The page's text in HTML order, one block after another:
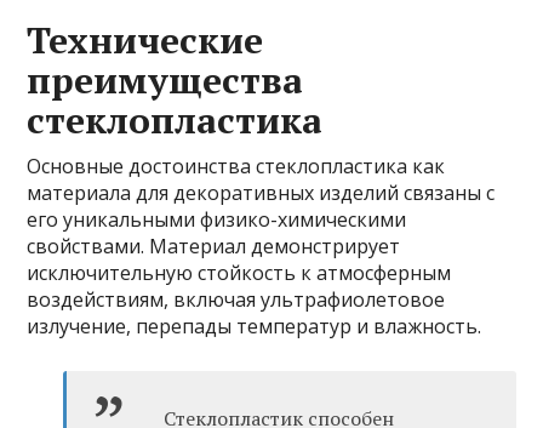
Технические
преимущества
стеклопластика
Основные достоинства стеклопластика как
материала для декоративных изделий связаны с
его уникальными физико-химическими
свойствами. Материал демонстрирует
исключительную стойкость к атмосферным
воздействиям, включая ультрафиолетовое
излучение, перепады температур и влажность.
Стеклопластик способен